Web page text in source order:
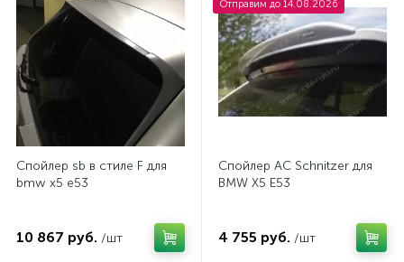
Спойлер sb в стиле F для
bmw x5 e53
10 867 руб. /шт
Отправим до 14.08.2026
Спойлер AC Schnitzer для
BMW X5 E53
4 755 руб. /шт